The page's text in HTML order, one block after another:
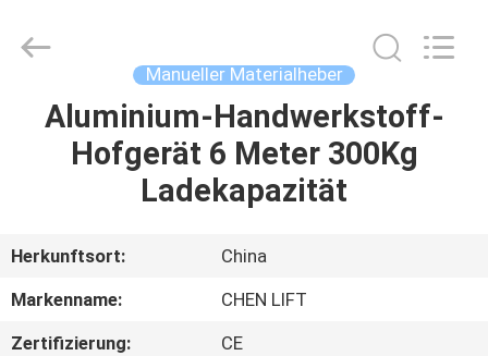
HAUSE
ÜBER
UNS
LTD.
Manueller Materialheber
Aluminium-Handwerkstoff-
Hofgerät 6 Meter 300Kg
Ladekapazität
Herkunftsort:
China
Markenname:
CHEN LIFT
Zertifizierung:
CE